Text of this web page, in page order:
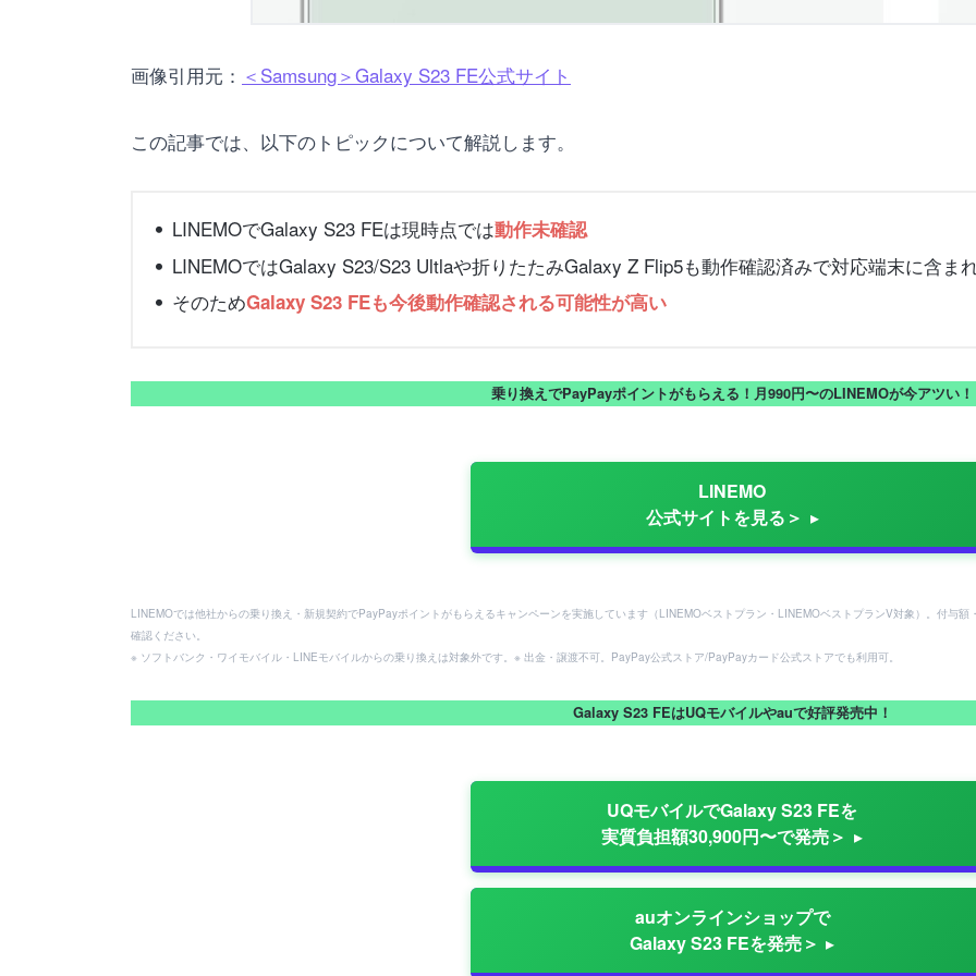
画像引用元： ＜Samsung＞Galaxy S23 FE公式サイト
この記事では、以下のトピックについて解説します。
LINEMOでGalaxy S23 FEは現時点では動作未確認
LINEMOではGalaxy S23/S23 Ultlaや折りたたみGalaxy Z Flip5も動作確認済みで対応端末に含ま
そのためGalaxy S23 FEも今後動作確認される可能性が高い
乗り換えでPayPayポイントがもらえる！月990円〜のLINEMOが今アツい！
LINEMO
公式サイトを見る＞
LINEMOでは他社からの乗り換え・新規契約でPayPayポイントがもらえるキャンペーンを実施しています（LINEMOベストプラン・LINEMOベストプランV対象）。付与
確認ください。
※ ソフトバンク・ワイモバイル・LINEモバイルからの乗り換えは対象外です。※ 出金・譲渡不可。PayPay公式ストア/PayPayカード公式ストアでも利用可。
Galaxy S23 FEはUQモバイルやauで好評発売中！
UQモバイルでGalaxy S23 FEを
実質負担額30,900円〜で発売＞
auオンラインショップで
Galaxy S23 FEを発売＞